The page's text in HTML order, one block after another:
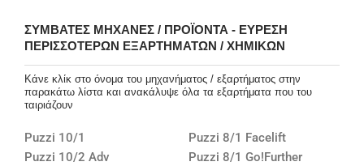
ΣΥΜΒΑΤΈΣ ΜΗΧΑΝΈΣ / ΠΡΟΪΌΝΤΑ - ΕΎΡΕΣΗ
ΠΕΡΙΣΣΌΤΕΡΩΝ ΕΞΑΡΤΗΜΆΤΩΝ / ΧΗΜΙΚΏΝ
Κάνε κλίκ στο όνομα του μηχανήματος / εξαρτήματος στην
παρακάτω λίστα και ανακάλυψε όλα τα εξαρτήματα που του
ταιριάζουν
Puzzi 10/1
Puzzi 10/2 Adv
Puzzi 8/1 Facelift
Puzzi 8/1 Go!Further